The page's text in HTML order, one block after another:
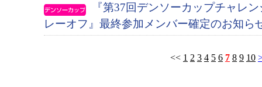
『第37回デンソーカップチャ
レーオフ』最終参加メンバー確定のお知ら
<< 1 2 3 4 5 6 7 8 9 10